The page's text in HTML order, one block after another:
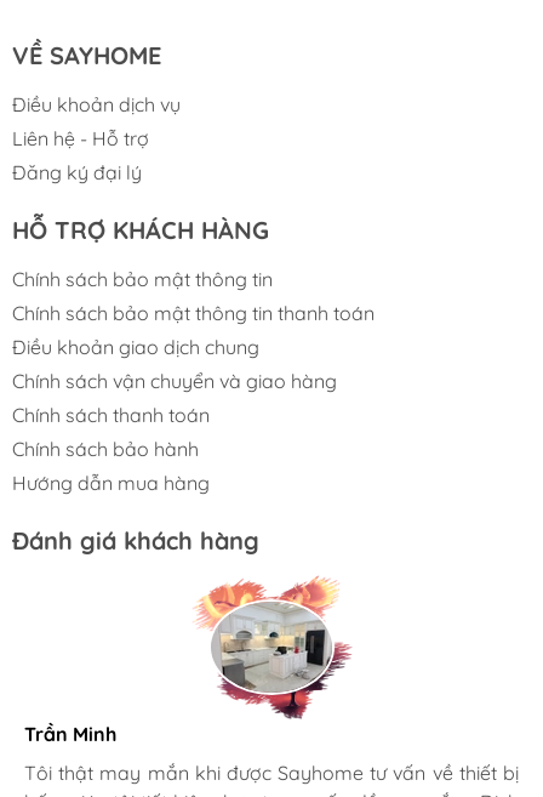
CHÍNH SÁCH BẢO HÀNH
VỀ SAYHOME
Điều khoản dịch vụ
Liên hệ - Hỗ trợ
Đăng ký đại lý
HỖ TRỢ KHÁCH HÀNG
Chính sách bảo mật thông tin
Chính sách bảo mật thông tin thanh toán
Điều khoản giao dịch chung
Chính sách vận chuyển và giao hàng
Chính sách thanh toán
Chính sách bảo hành
Hướng dẫn mua hàng
Đánh giá khách hàng
Gia đình bác sĩ X.A
Trần Minh
Tôi thật may mắn khi được Sayhome tư vấn về thiết bị